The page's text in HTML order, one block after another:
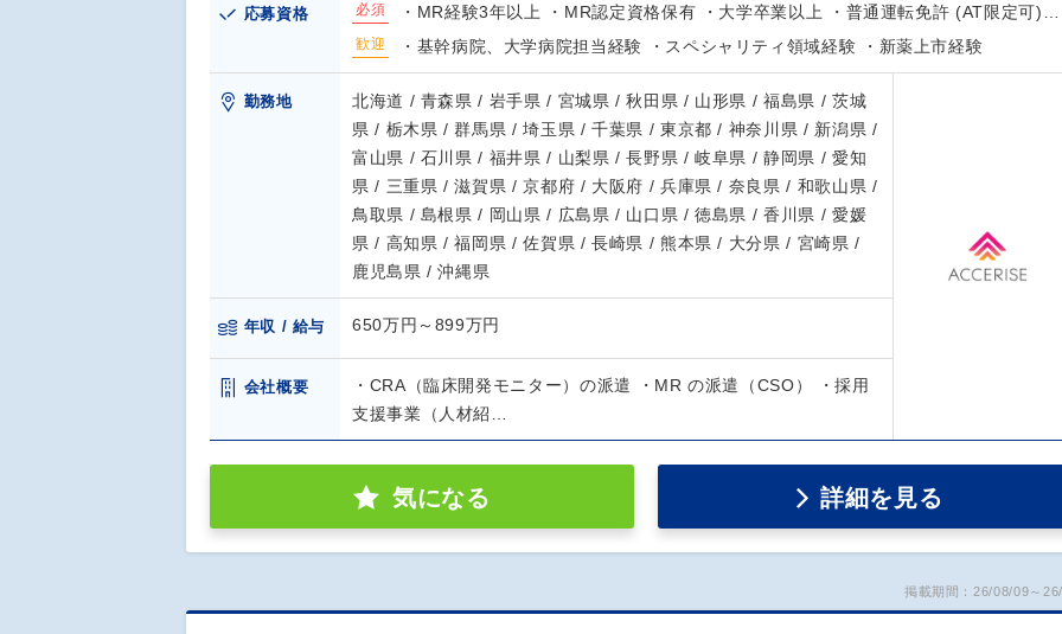
応募資格 必須 ・MR経験3年以上 ・MR認定資格保有 ・大学卒業以上 ・普通運転免許 (AT限定可)…
歓迎 ・基幹病院、大学病院担当経験 ・スペシャリティ領域経験 ・新薬上市経験
勤務地
北海道 / 青森県 / 岩手県 / 宮城県 / 秋田県 / 山形県 / 福島県 / 茨城
県 / 栃木県 / 群馬県 / 埼玉県 / 千葉県 / 東京都 / 神奈川県 / 新潟県 /
富山県 / 石川県 / 福井県 / 山梨県 / 長野県 / 岐阜県 / 静岡県 / 愛知
県 / 三重県 / 滋賀県 / 京都府 / 大阪府 / 兵庫県 / 奈良県 / 和歌山県 /
鳥取県 / 島根県 / 岡山県 / 広島県 / 山口県 / 徳島県 / 香川県 / 愛媛
県 / 高知県 / 福岡県 / 佐賀県 / 長崎県 / 熊本県 / 大分県 / 宮崎県 /
鹿児島県 / 沖縄県
年収 / 給与 650万円～899万円
会社概要
・CRA（臨床開発モニター）の派遣 ・MR の派遣（CSO） ・採用
支援事業（人材紹…
気になる 詳細を見る
掲載期間：26/08/09～